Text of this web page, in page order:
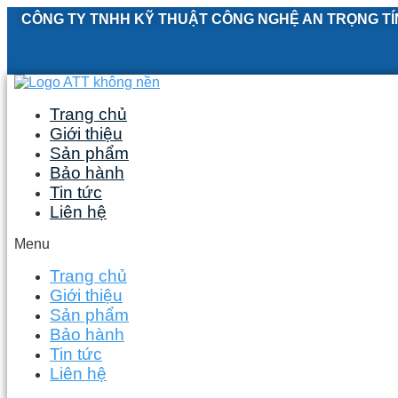
Skip
CÔNG TY TNHH KỸ THUẬT CÔNG NGHỆ AN TRỌNG
Trang chủ
Giới thiệu
Sản phẩm
Bảo hành
Tin tức
Liên hệ
Menu
Trang chủ
Giới thiệu
Sản phẩm
Bảo hành
Tin tức
Liên hệ